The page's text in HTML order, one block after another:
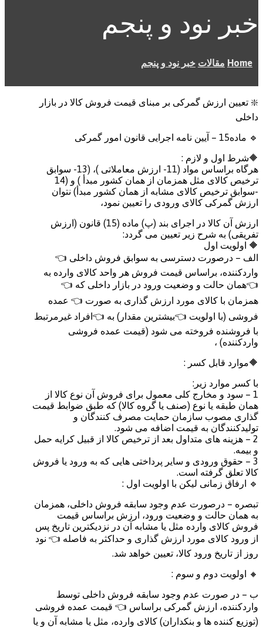
خبر نود و پنجم
Home مقالات خبر نود و پنجم
❇️ تعیین ارزش گمرکی بر مبنای قیمت فروش کالا در بازار
داخلی
🔹 ماده15 – آیین نامه اجرایی قانون امور گمرکی
🔶شرط اول و لازم :
هرگاه براساس مواد (11- ارزش معاملاتی )، (13- سوابق
ترخیص کالای مثل همزمان از همان کشور مبدأ ) و (14
-سوابق ترخیص کالای مشابه از همان کشور مبدأ) نتوان
ارزش گمرکی کالای ورودی را تعیین نمود،
ارزش آن کالا در اجرای بند (پ) ماده (15) قانون (ارزش
تفریقی) به شرح زیر تعیین می گردد:
🔶 اولویت اول
الف – درصورت دسترسی به سوابق فروش داخلی 👈
واردکننده، براساس قیمت فروش هر واحد کالای وارده به
👈همان حالت و وضعیت ورود در بازار داخلی که 👈
همزمان با کالای مورد ارزش گذاری به صورت 👈 عمده
فروشی (با اولویت 👈بیشترین مقدار) به 👈افراد غیرمرتبط
با فروشنده فروخته می شود (قیمت عمده فروشی
واردکننده) ،
🔶موارد قابل کسر :
با کسر موارد زیر:
1 – سود و مخارج کلی معمول برای فروش آن نوع کالا از
همان طبقه یا نوع (صنف یا گروه کالا) که طبق ضوابط قیمت
گذاری مصوب سازمان حمایت مصرف کنندگان و
تولیدکنندگان به قیمت اضافه می شود.
2 – هزینه های متداول بعد از ترخیص کالا از قبیل کرایه حمل
و بیمه.
3 – حقوق ورودی و سایر پرداختی هایی که به ورود یا فروش
کالا تعلق گرفته است.
🔹 ارفاق زمانی لیکن با اولویت اول :
تبصره – درصورت عدم وجود سابقه فروش داخلی، همزمان
به همان حالت و وضعیت ورود، ارزش براساس قیمت
فروش کالای وارده مثل یا مشابه آن در نزدیکترین تاریخ پس
از ورود کالای مورد ارزش گذاری و حداکثر به فاصله 👈 نود
روز از تاریخ ورود کالا، تعیین خواهد شد.
🔸 اولویت دوم و سوم :
ب – در صورت عدم وجود سابقه فروش داخلی توسط
واردکننده، ارزش گمرکی براساس 👈 قیمت عمده فروشی
(توزیع کننده ها و بنکداران) کالای وارده، مثل یا مشابه آن و یا